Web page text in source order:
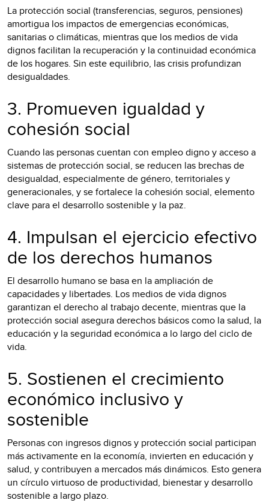
La protección social (transferencias, seguros, pensiones)
amortigua los impactos de emergencias económicas,
sanitarias o climáticas, mientras que los medios de vida
dignos facilitan la recuperación y la continuidad económica
de los hogares. Sin este equilibrio, las crisis profundizan
desigualdades.
3. Promueven igualdad y
cohesión social
Cuando las personas cuentan con empleo digno y acceso a
sistemas de protección social, se reducen las brechas de
desigualdad, especialmente de género, territoriales y
generacionales, y se fortalece la cohesión social, elemento
clave para el desarrollo sostenible y la paz.
4. Impulsan el ejercicio efectivo
de los derechos humanos
El desarrollo humano se basa en la ampliación de
capacidades y libertades. Los medios de vida dignos
garantizan el derecho al trabajo decente, mientras que la
protección social asegura derechos básicos como la salud, la
educación y la seguridad económica a lo largo del ciclo de
vida.
5. Sostienen el crecimiento
económico inclusivo y
sostenible
Personas con ingresos dignos y protección social participan
más activamente en la economía, invierten en educación y
salud, y contribuyen a mercados más dinámicos. Esto genera
un círculo virtuoso de productividad, bienestar y desarrollo
sostenible a largo plazo.